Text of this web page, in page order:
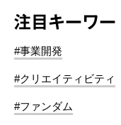
注目キーワー
#事業開発
#クリエイティビティ
#ファンダム